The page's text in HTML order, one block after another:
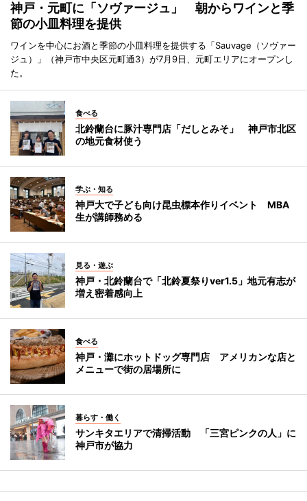
神戸・元町に「ソヴァージュ」 朝からワインと季
節の小皿料理を提供
ワインを中心にお酒と季節の小皿料理を提供する「Sauvage（ソヴァー
ジュ）」（神戸市中央区元町通3）が7月9日、元町エリアにオープンし
た。
食べる
北鈴蘭台に豚汁専門店「だしとみそ」 神戸市北区
の地元食材使う
学ぶ・知る
神戸大で子ども向け昆虫標本作りイベント MBA
生が講師務める
見る・遊ぶ
神戸・北鈴蘭台で「北鈴夏祭りver1.5」地元有志が
増え密着感向上
食べる
神戸・灘にホットドッグ専門店 アメリカンな店と
メニューで街の居場所に
暮らす・働く
サンキタエリアで清掃活動 「三宮ピンクの人」に
神戸市が協力